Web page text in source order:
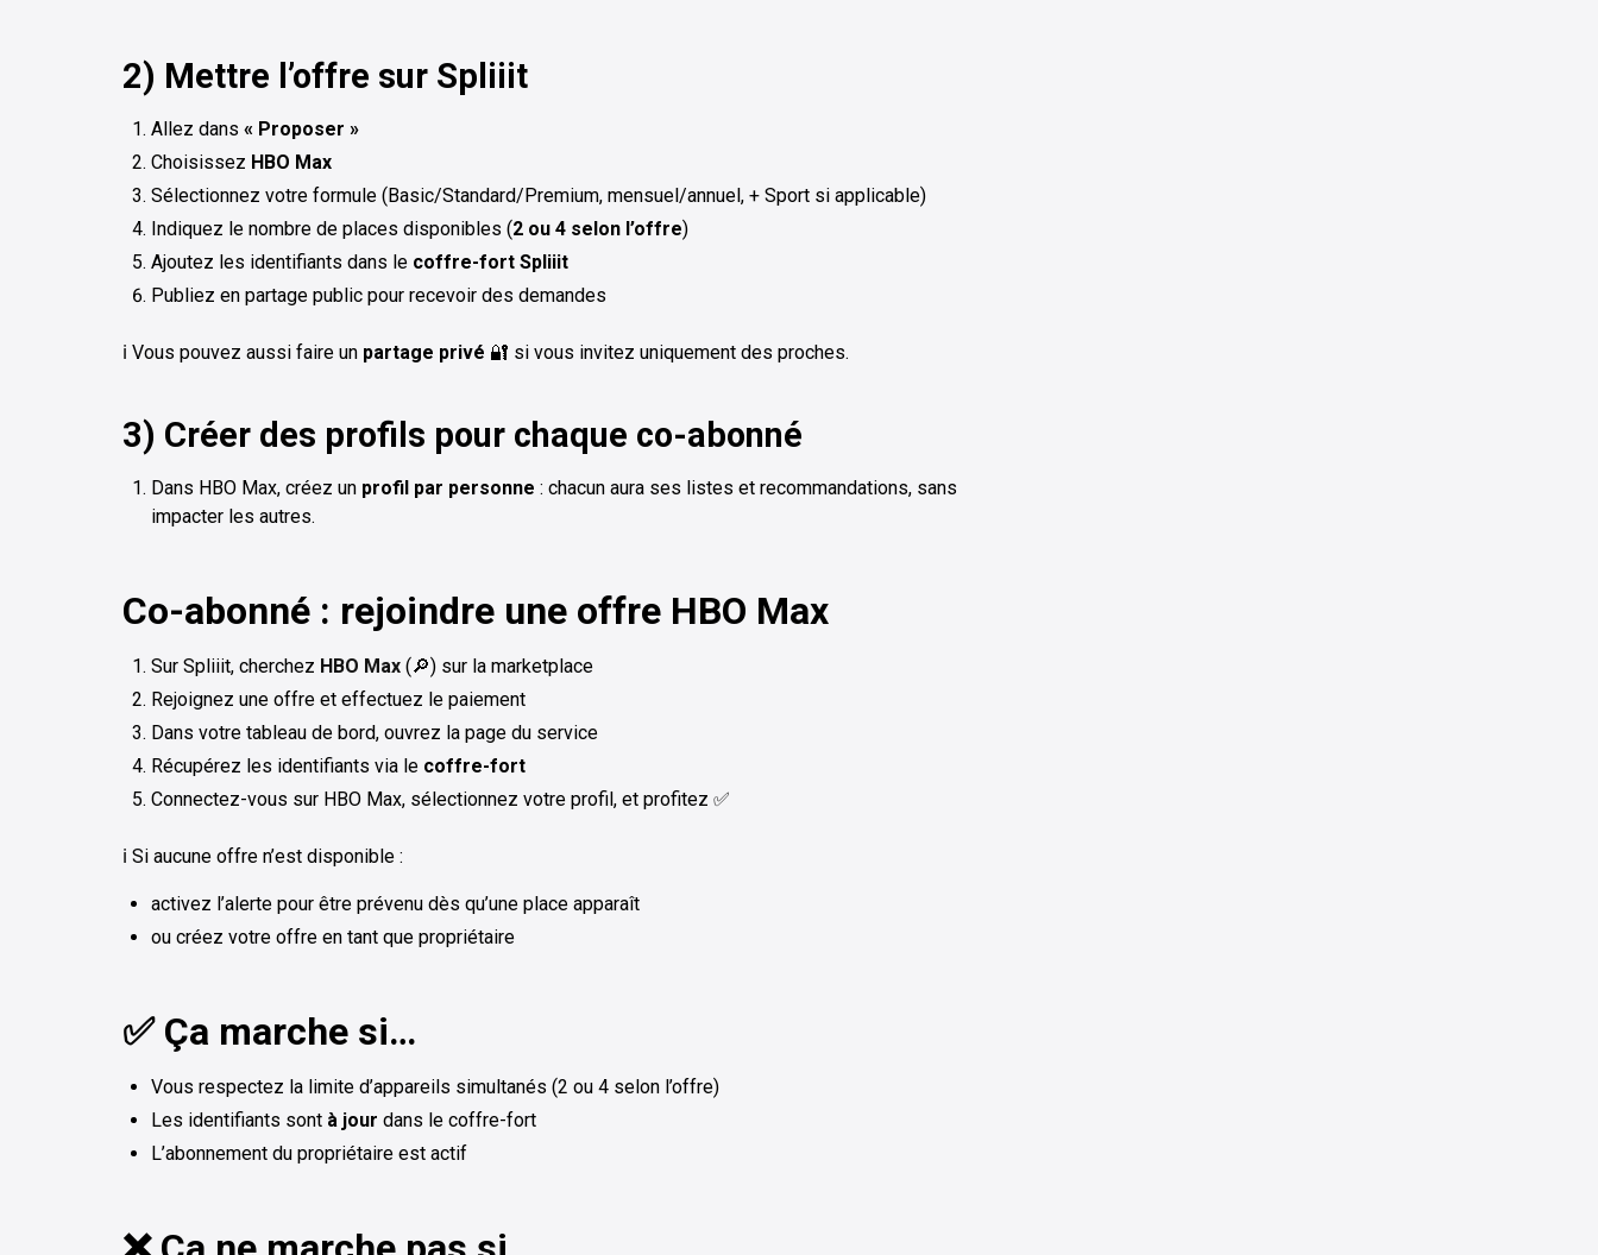
2) Mettre l’offre sur Spliiit
Allez dans « Proposer »
Choisissez HBO Max
Sélectionnez votre formule (Basic/Standard/Premium, mensuel/annuel, + Sport si applicable)
Indiquez le nombre de places disponibles (2 ou 4 selon l’offre)
Ajoutez les identifiants dans le coffre-fort Spliiit
Publiez en partage public pour recevoir des demandes
ℹ️ Vous pouvez aussi faire un partage privé 🔐 si vous invitez uniquement des proches.
3) Créer des profils pour chaque co-abonné
Dans HBO Max, créez un profil par personne : chacun aura ses listes et recommandations, sans
impacter les autres.
Co-abonné : rejoindre une offre HBO Max
Sur Spliiit, cherchez HBO Max (🔎) sur la marketplace
Rejoignez une offre et effectuez le paiement
Dans votre tableau de bord, ouvrez la page du service
Récupérez les identifiants via le coffre-fort
Connectez-vous sur HBO Max, sélectionnez votre profil, et profitez ✅
ℹ️ Si aucune offre n’est disponible :
activez l’alerte pour être prévenu dès qu’une place apparaît
ou créez votre offre en tant que propriétaire
✅ Ça marche si…
Vous respectez la limite d’appareils simultanés (2 ou 4 selon l’offre)
Les identifiants sont à jour dans le coffre-fort
L’abonnement du propriétaire est actif